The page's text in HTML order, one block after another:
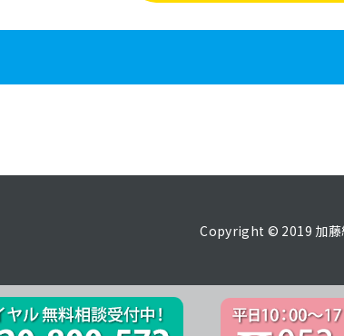
Copyright © 2019 加藤